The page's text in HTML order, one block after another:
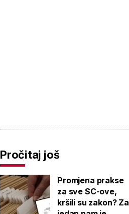
Pročitaj još
Promjena prakse
za sve SC-ove,
kršili su zakon? Za